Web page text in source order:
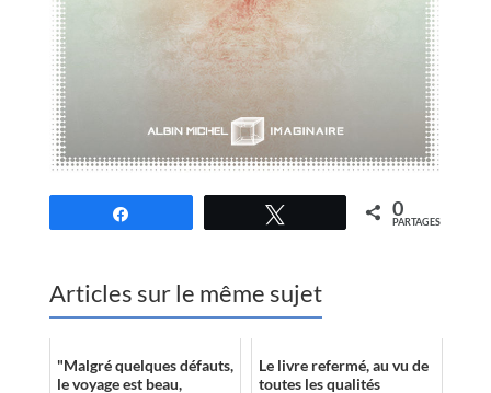
0
PARTAGES
Articles sur le même sujet
"Malgré quelques défauts,
le voyage est beau,
Le livre refermé, au vu de
toutes les qualités